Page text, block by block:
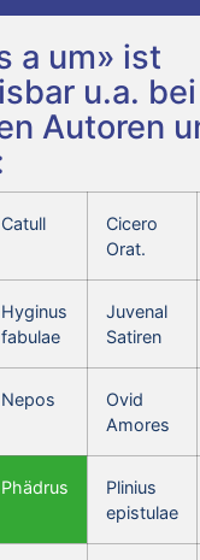
a um» ist
u.a. bei
Autoren
Catull
Cicero
Orat.
Hyginus
fabulae
Juvenal
Satiren
Nepos
Ovid
Amores
Phädrus
Plinius
epistulae